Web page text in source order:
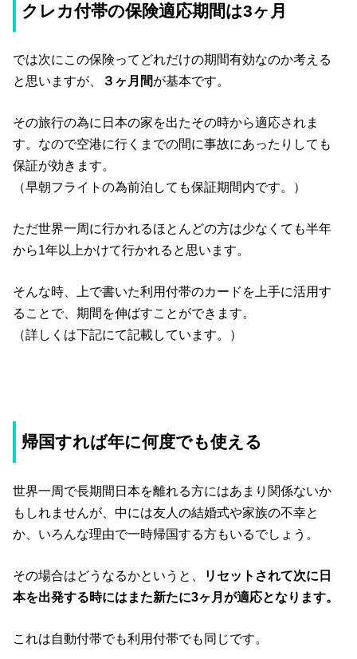
クレカ付帯の保険適応期間は3ヶ月
では次にこの保険ってどれだけの期間有効なのか考える
と思いますが、
３ヶ月間が基本です。
その旅行の為に日本の家を出たその時から適応されま
す。なので空港に行くまでの間に事故にあったりしても
保証が効きます。
（早朝フライトの為前泊しても保証期間内です。）
ただ世界一周に行かれるほとんどの方は少なくても半年
から1年以上かけて行かれると思います。
そんな時、上で書いた利用付帯のカードを上手に活用す
ることで、期間を伸ばすことができます。
（詳しくは下記にて記載しています。）
帰国すれば年に何度でも使える
世界一周で長期間日本を離れる方にはあまり関係ないか
もしれませんが、中には友人の結婚式や家族の不幸と
か、いろんな理由で一時帰国する方もいるでしょう。
その場合はどうなるかというと、
リセットされて次に日
本を出発する時にはまた新たに3ヶ月が適応となります。
これは自動付帯でも利用付帯でも同じです。